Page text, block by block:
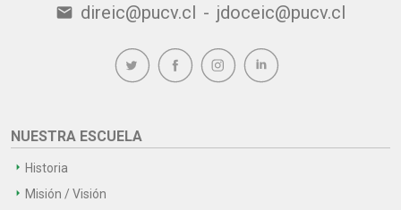
email direic@pucv.cl - jdoceic@pucv.cl
NUESTRA ESCUELA
Historia
Misión / Visión